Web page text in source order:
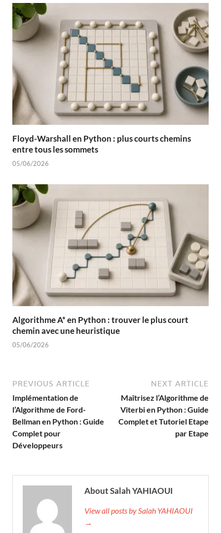
Floyd-Warshall en Python : plus courts chemins
entre tous les sommets
05/06/2026
Algorithme A* en Python : trouver le plus court
chemin avec une heuristique
05/06/2026
PREVIOUS ARTICLE
Implémentation de
l’Algorithme de Ford-
Bellman en Python : Guide
Complet pour
Développeurs
NEXT ARTICLE
Maîtrisez l’Algorithme de
Viterbi en Python : Guide
Complet et Tutoriel Etape
par Etape
About Salah YAHIAOUI
View all posts by Salah YAHIAOUI
→